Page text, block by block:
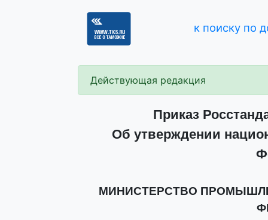
к поиску по
Действующая редакция
Приказ
Об утверждении
МИНИСТЕРСТВО